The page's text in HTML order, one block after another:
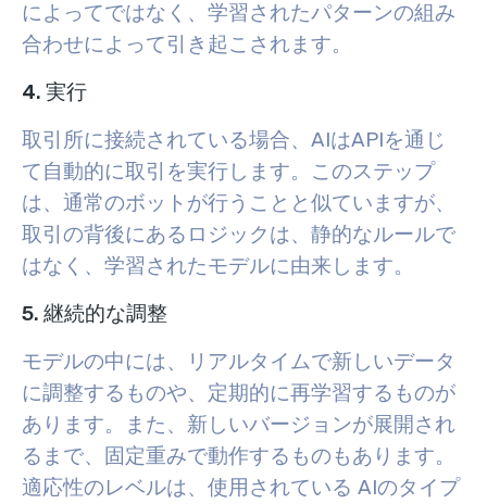
によってではなく、学習されたパターンの組み
合わせによって引き起こされます。
4. 実行
取引所に接続されている場合、AIはAPIを通じ
て自動的に取引を実行します。このステップ
は、通常のボットが行うことと似ていますが、
取引の背後にあるロジックは、静的なルールで
はなく、学習されたモデルに由来します。
5. 継続的な調整
モデルの中には、リアルタイムで新しいデータ
に調整するものや、定期的に再学習するものが
あります。また、新しいバージョンが展開され
るまで、固定重みで動作するものもあります。
適応性のレベルは、使用されている AIのタイプ